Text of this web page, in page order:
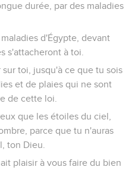
durée, par des maladies
d'Égypte, devant
s'attacheront à toi.
toi, jusqu'à ce que tu sois
et de plaies qui ne sont
de cette loi.
que les étoiles du ciel,
parce que tu n'auras
ton Dieu.
plaisir à vous faire du bien